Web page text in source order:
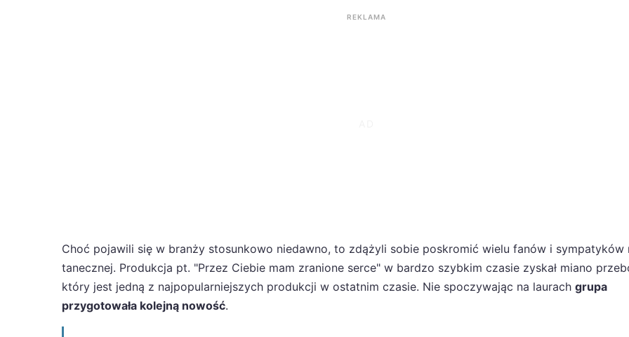
REKLAMA
Choć pojawili się w branży stosunkowo niedawno, to zdążyli sobie poskromić wielu fanów i sympatyków
tanecznej. Produkcja pt. "Przez Ciebie mam zranione serce" w bardzo szybkim czasie zyskał miano
który jest jedną z najpopularniejszych produkcji w ostatnim czasie. Nie spoczywając na laurach grupa
przygotowała kolejną nowość.